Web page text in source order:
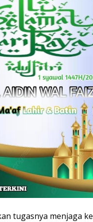
tugasnya menjaga